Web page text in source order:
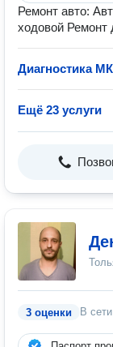
Ремонт авто:
ходовой Ремонт
Диагностика
Ещё 23 услуги
3 оценки В сети